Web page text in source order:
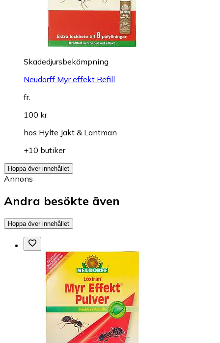
Skadedjursbekämpning
Neudorff Myr effekt Refill
fr.
100 kr
hos Hylte Jakt & Lantman
+10 butiker
Hoppa över innehållet
Annons
Andra besökte även
Hoppa över innehållet